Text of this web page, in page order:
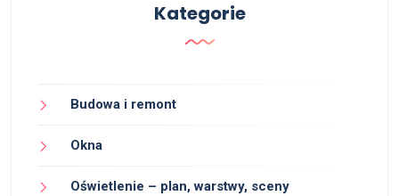
Kategorie
Budowa i remont
Okna
Oświetlenie – plan, warstwy, sceny